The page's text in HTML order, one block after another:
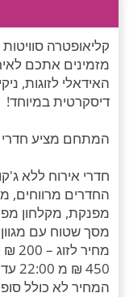
קליאופטרה
מזמינים אתכם
האידאלי לזוגות,
דיסקרטית במיוחד!
המתחם מציע חדרי
חדרי אירוח ללא
החדרים מרווחים,
מפנקת, מקלחון
מסך שטוח עם
מחיר לזוג – 200 ₪ עד שעתיים
450 ₪ מ 22:00 עד 10:00
המחיר לא כולל